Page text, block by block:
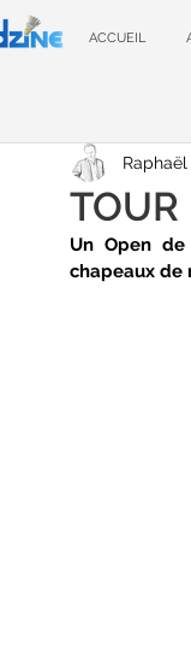
ACCUEIL
Un Open
chapeaux de